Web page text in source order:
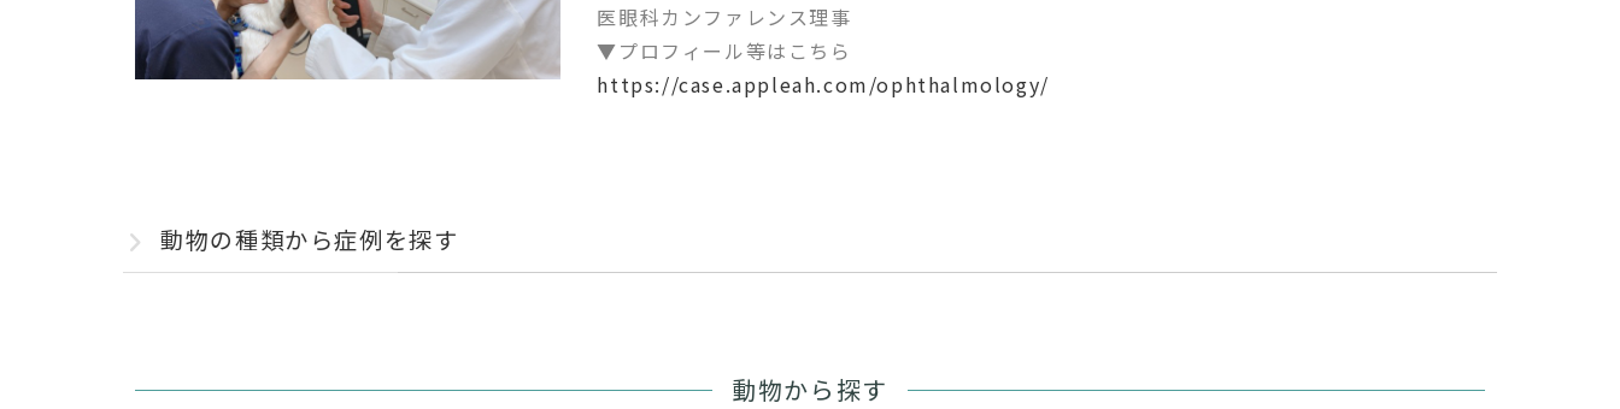
医眼科カンファレンス理事
▼プロフィール等はこちら
https://case.appleah.com/ophthalmology/
動物の種類から症例を探す
動物から探す